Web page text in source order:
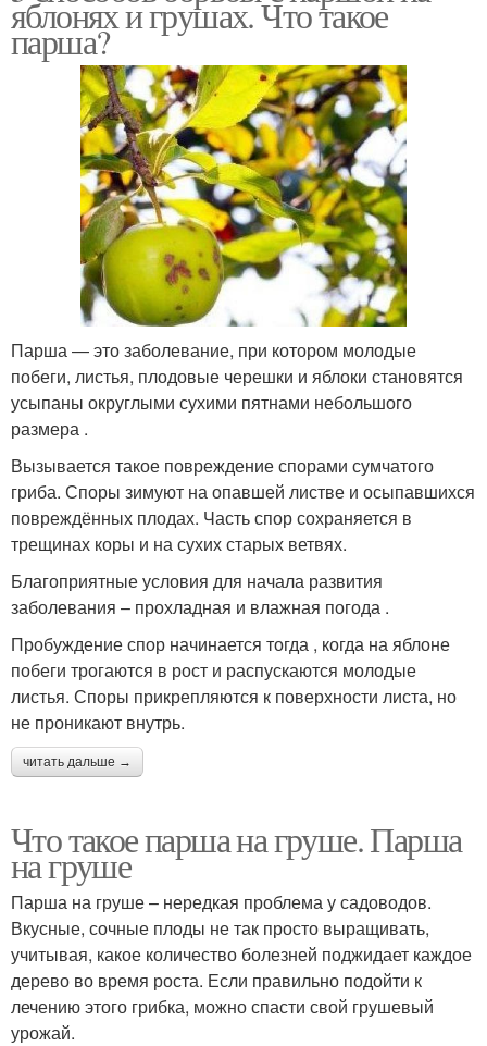
яблонях и грушах. Что такое
парша?
Парша — это заболевание, при котором молодые
побеги, листья, плодовые черешки и яблоки становятся
усыпаны округлыми сухими пятнами небольшого
размера .
Вызывается такое повреждение спорами сумчатого
гриба. Споры зимуют на опавшей листве и осыпавшихся
повреждённых плодах. Часть спор сохраняется в
трещинах коры и на сухих старых ветвях.
Благоприятные условия для начала развития
заболевания – прохладная и влажная погода .
Пробуждение спор начинается тогда , когда на яблоне
побеги трогаются в рост и распускаются молодые
листья. Споры прикрепляются к поверхности листа, но
не проникают внутрь.
читать дальше →
Что такое парша на груше. Парша
на груше
Парша на груше – нередкая проблема у садоводов.
Вкусные, сочные плоды не так просто выращивать,
учитывая, какое количество болезней поджидает каждое
дерево во время роста. Если правильно подойти к
лечению этого грибка, можно спасти свой грушевый
урожай.